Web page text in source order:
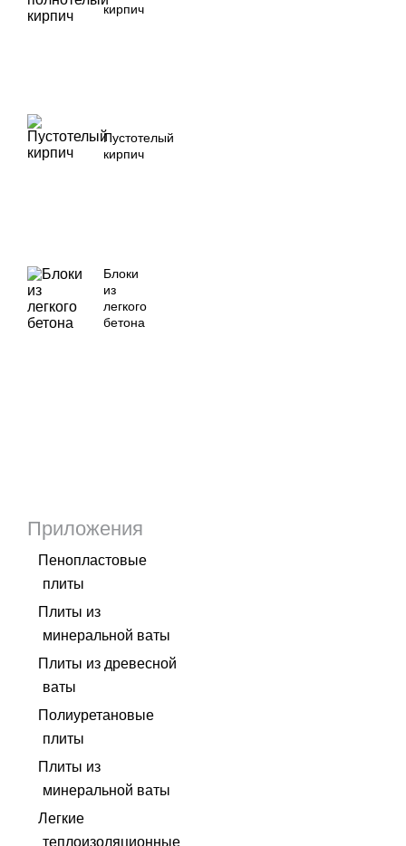
кирпич
Пустотелый
кирпич
Блоки
из
легкого
бетона
Приложения
Пенопластовые
плиты
Плиты из
минеральной ваты
Плиты из древесной
ваты
Полиуретановые
плиты
Плиты из
минеральной ваты
Легкие
теплоизоляционные